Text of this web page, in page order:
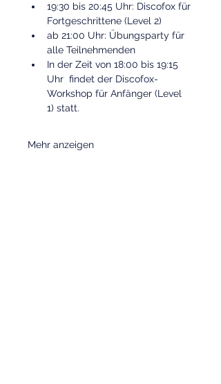
19:30 bis 20:45 Uhr: Discofox für
Fortgeschrittene (Level 2)
ab 21:00 Uhr: Übungsparty für
alle Teilnehmenden
In der Zeit von 18:00 bis 19:15
Uhr  findet der Discofox-
Workshop für Anfänger (Level
1) statt.
Mehr anzeigen